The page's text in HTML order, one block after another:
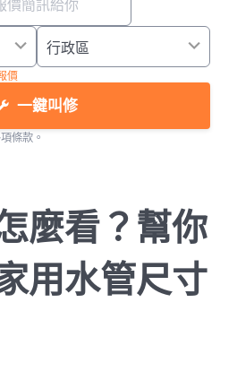
價
一鍵叫修
條款。
麼看？幫你
用水管尺寸